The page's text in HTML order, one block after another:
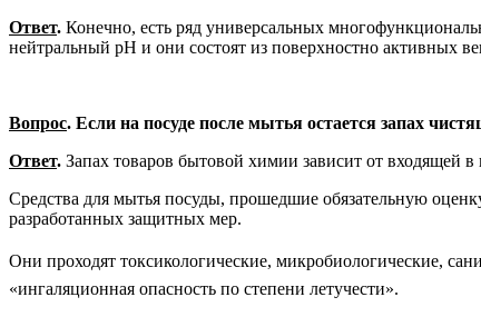
Ответ. Конечно, есть ряд универсальных
нейтральный pH и они состоят из поверхностно активных
Вопрос. Если на посуде после мытья остается запах
Ответ. Запах товаров бытовой химии зависит от входящей в
Средства для мытья посуды, прошедшие обязательную
разработанных защитных мер.
Они проходят токсикологические, микробиологические,
«ингаляционная опасность по степени летучести».